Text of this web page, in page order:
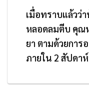
เมื่อทราบแล้วว่
หลอดลมตีบ คุณ
ยา ตามด้วยการ
ภายใน 2 สัปดา